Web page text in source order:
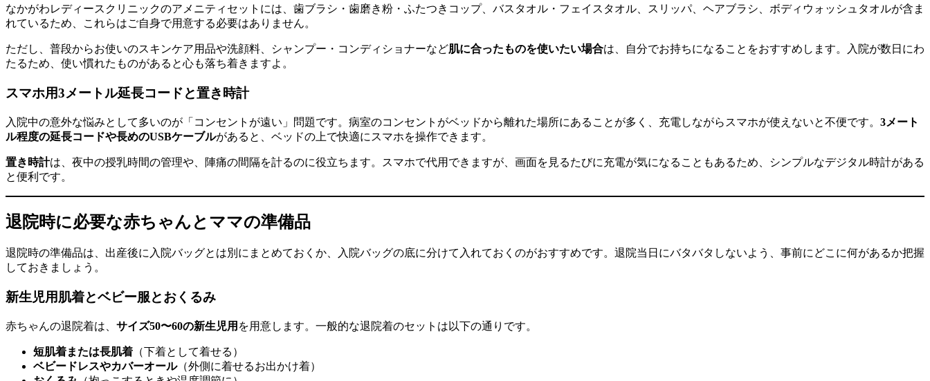
なかがわレディースクリニックのアメニティセットには、歯ブラシ・歯磨き粉・ふたつきコップ、バスタオル・フェイスタオル、スリッパ、ヘアブラシ、ボディウォッシュタオルが含ま
れているため、これらはご自身で用意する必要はありません。
ただし、普段からお使いのスキンケア用品や洗顔料、シャンプー・コンディショナーなど肌に合ったものを使いたい場合は、自分でお持ちになることをおすすめします。入院が数日にわ
たるため、使い慣れたものがあると心も落ち着きますよ。
スマホ用3メートル延長コードと置き時計
入院中の意外な悩みとして多いのが「コンセントが遠い」問題です。病室のコンセントがベッドから離れた場所にあることが多く、充電しながらスマホが使えないと不便です。 3メート
ル程度の延長コードや長めのUSBケーブルがあると、ベッドの上で快適にスマホを操作できます。
置き時計は、夜中の授乳時間の管理や、陣痛の間隔を計るのに役立ちます。スマホで代用できますが、画面を見るたびに充電が気になることもあるため、シンプルなデジタル時計がある
と便利です。
退院時に必要な赤ちゃんとママの準備品
退院時の準備品は、出産後に入院バッグとは別にまとめておくか、入院バッグの底に分けて入れておくのがおすすめです。退院当日にバタバタしないよう、事前にどこに何があるか把握
しておきましょう。
新生児用肌着とベビー服とおくるみ
赤ちゃんの退院着は、 サイズ50〜60の新生児用 を用意します。一般的な退院着のセットは以下の通りです。
短肌着または長肌着 （下着として着せる）
ベビードレスやカバーオール（外側に着せるお出かけ着）